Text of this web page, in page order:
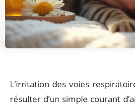
L’irritation des voies
résulter d’un simple courant